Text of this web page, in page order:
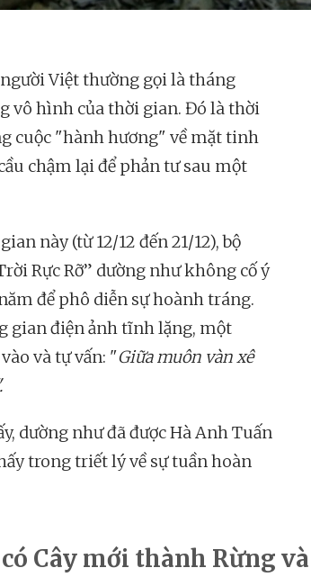
Việt thường gọi là tháng
vô hình của thời gian. Đó là thời
cuộc "hành hương" về mặt tinh
chậm lại để phản tư sau một
này (từ 12/12 đến 21/12), bộ
Rực Rỡ” dường như không cố ý
để phô diễn sự hoành tráng.
gian điện ảnh tĩnh lặng, một
và tự vấn: "Giữa muôn vàn xê
dường như đã được Hà Anh Tuấn
trong triết lý về sự tuần hoàn
Cây mới thành Rừng và